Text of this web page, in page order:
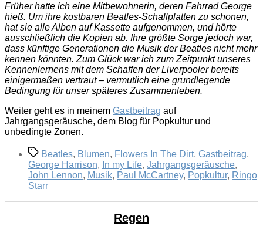
Früher hatte ich eine Mitbewohnerin, deren Fahrrad George
hieß. Um ihre kostbaren Beatles-Schallplatten zu schonen,
hat sie alle Alben auf Kassette aufgenommen, und hörte
ausschließlich die Kopien ab. Ihre größte Sorge jedoch war,
dass künftige Generationen die Musik der Beatles nicht mehr
kennen könnten. Zum Glück war ich zum Zeitpunkt unseres
Kennenlernens mit dem Schaffen der Liverpooler bereits
einigermaßen vertraut – vermutlich eine grundlegende
Bedingung für unser späteres Zusammenleben.
Weiter geht es in meinem Gastbeitrag auf
Jahrgangsgeräusche, dem Blog für Popkultur und
unbedingte Zonen.
Schlagwörter
Beatles, Blumen, Flowers In The Dirt, Gastbeitrag,
George Harrison, In my Life, Jahrgangsgeräusche,
John Lennon, Musik, Paul McCartney, Popkultur, Ringo
Starr
Regen